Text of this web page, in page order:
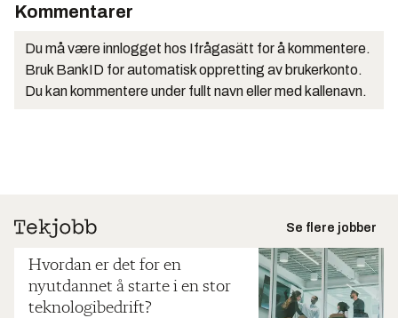
Kommentarer
Du må være innlogget hos Ifrågasätt for å kommentere.
Bruk BankID for automatisk oppretting av brukerkonto.
Du kan kommentere under fullt navn eller med kallenavn.
Se flere jobber
Hvordan er det for en
nyutdannet å starte i en stor
teknologibedrift?